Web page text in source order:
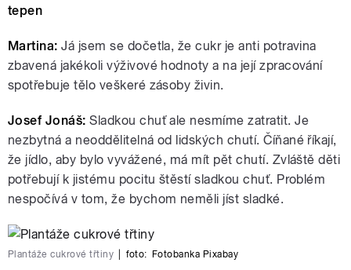
tepen
Martina: Já jsem se dočetla, že cukr je anti potravina
zbavená jakékoli výživové hodnoty a na její zpracování
spotřebuje tělo veškeré zásoby živin.
Josef Jonáš: Sladkou chuť ale nesmíme zatratit. Je
nezbytná a neoddělitelná od lidských chutí. Číňané říkají,
že jídlo, aby bylo vyvážené, má mít pět chutí. Zvláště děti
potřebují k jistému pocitu štěstí sladkou chuť. Problém
nespočívá v tom, že bychom neměli jíst sladké.
Plantáže cukrové třtiny foto: Fotobanka Pixabay